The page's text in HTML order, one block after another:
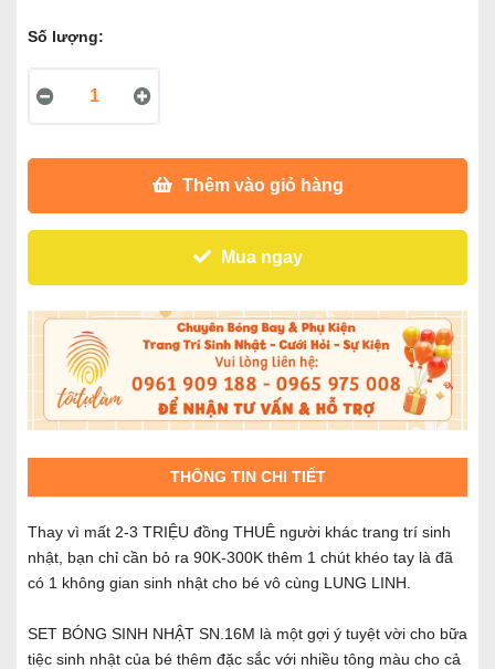
Số lượng:
Thêm vào giỏ hàng
Mua ngay
THÔNG TIN CHI TIẾT
Thay vì mất 2-3 TRIỆU đồng THUÊ người khác trang trí sinh
nhật, bạn chỉ cần bỏ ra 90K-300K thêm 1 chút khéo tay là đã
có 1 không gian sinh nhật cho bé vô cùng LUNG LINH.
SET BÓNG SINH NHẬT SN.16M là một gợi ý tuyệt vời cho bữa
tiệc sinh nhật của bé thêm đặc sắc với nhiều tông màu cho cả